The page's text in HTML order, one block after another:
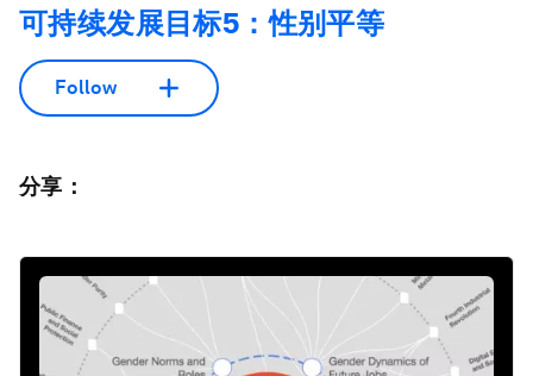
可持续发展目标5：性别平等
Follow
分享：